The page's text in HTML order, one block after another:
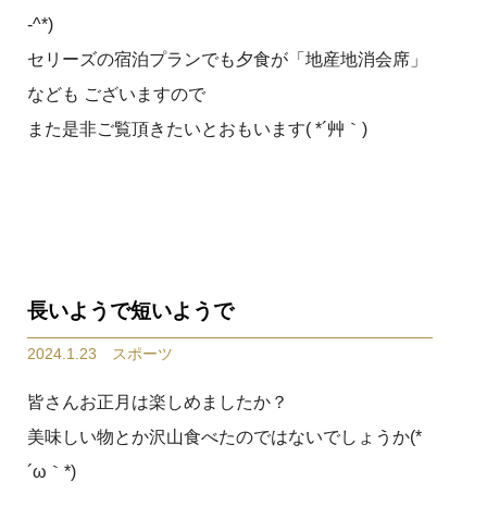
-^*)
セリーズの宿泊プランでも夕食が「地産地消会席」
なども ございますので
また是非ご覧頂きたいとおもいます( *´艸｀)
長いようで短いようで
2024.1.23 スポーツ
皆さんお正月は楽しめましたか？
美味しい物とか沢山食べたのではないでしょうか(*
´ω｀*)